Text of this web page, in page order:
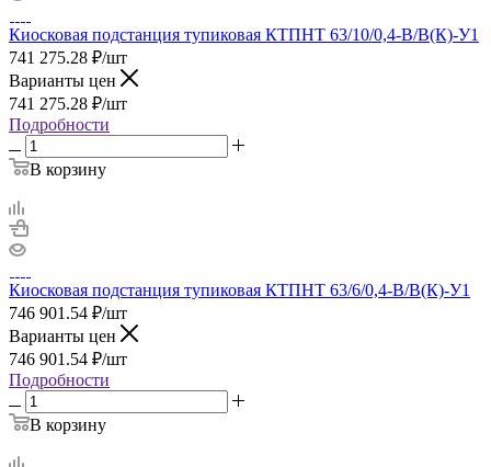
Киосковая подстанция тупиковая КТПНТ 63/10/0,4-В/В(К)-У1
741 275.28 ₽/шт
Варианты цен
741 275.28 ₽/шт
Подробности
В корзину
Киосковая подстанция тупиковая КТПНТ 63/6/0,4-В/В(К)-У1
746 901.54 ₽/шт
Варианты цен
746 901.54 ₽/шт
Подробности
В корзину